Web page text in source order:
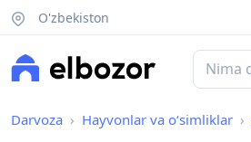
O'zbekiston
Darvoza Hayvonlar va o‘simliklar